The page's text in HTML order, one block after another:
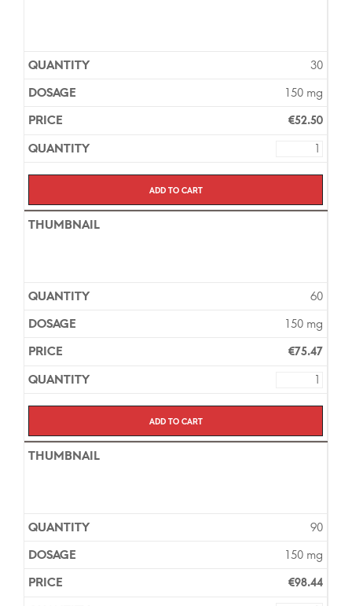
30
150 mg
€52.50
Add to cart
60
150 mg
€75.47
Add to cart
90
150 mg
€98.44